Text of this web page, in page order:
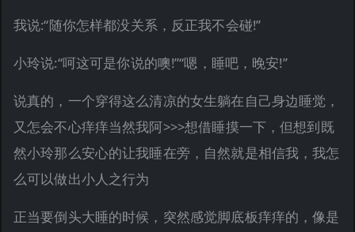
我说:“随你怎样都没关系，反正我不会碰!”
小玲说:“呵这可是你说的噢!”“嗯，睡吧，晚安!”
说真的，一个穿得这么清凉的女生躺在自己身边睡觉，
又怎会不心痒痒当然我阿>>>想借睡摸一下，但想到既
然小玲那么安心的让我睡在旁，自然就是相信我，我怎
么可以做出小人之行为
正当要倒头大睡的时候，突然感觉脚底板痒痒的，像是